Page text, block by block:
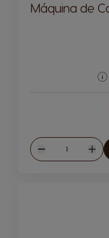
Máquina de
Reduzir
Quantidade